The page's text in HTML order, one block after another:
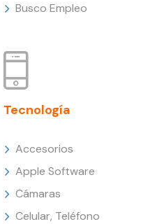
Busco Empleo
Tecnología
Accesorios
Apple Software
Cámaras
Celular, Teléfono